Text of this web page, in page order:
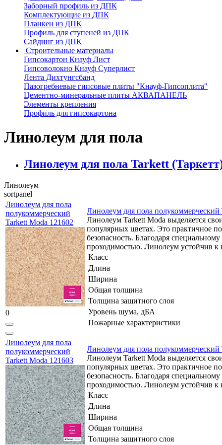
Заборный профиль из ДПК
Комплектующие из ДПК
Планкен из ДПК
Профиль для ступеней из ДПК
Сайдинг из ДПК
Строительные материалы
Гипсокартон Кнауф Лист
Гипсоволокно Кнауф Суперлист
Лента Дихтунгсбанд
Пазогребневые гипсовые плиты "Кнауф-Гипсоплита"
Цементно-минеральные плиты АКВАПАНЕЛЬ
Элементы крепления
Профиль для гипсокартона
Линолеум для пола
Линолеум для пола Tarkett
Линолеум
sortpanel
Линолеум для пола
полукоммерческий
Tarkett Moda 121602
0
Линолеум для пола полукоммерческий
Линолеум Tarkett Moda выделяется
популярных цветах. Это практичное
безопасность. Благодаря
проходимостью. Линолеум устойчив к
Класс
Длина
Ширина
Общая толщина
Толщина защитного слоя
Уровень шума, дБА
Пожарные характеристики
Линолеум для пола
полукоммерческий
Tarkett Moda 121603
Линолеум для пола полукоммерческий
Линолеум Tarkett Moda выделяется
популярных цветах. Это практичное
безопасность. Благодаря
проходимостью. Линолеум устойчив к
Класс
Длина
Ширина
Общая толщина
Толщина защитного слоя